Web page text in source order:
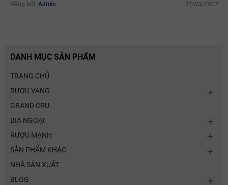
Đăng bởi: Admin 31/03/2023
DANH MỤC SẢN PHẨM
TRANG CHỦ
RƯỢU VANG
GRAND CRU
BIA NGOẠI
RƯỢU MẠNH
SẢN PHẨM KHÁC
NHÀ SẢN XUẤT
BLOG